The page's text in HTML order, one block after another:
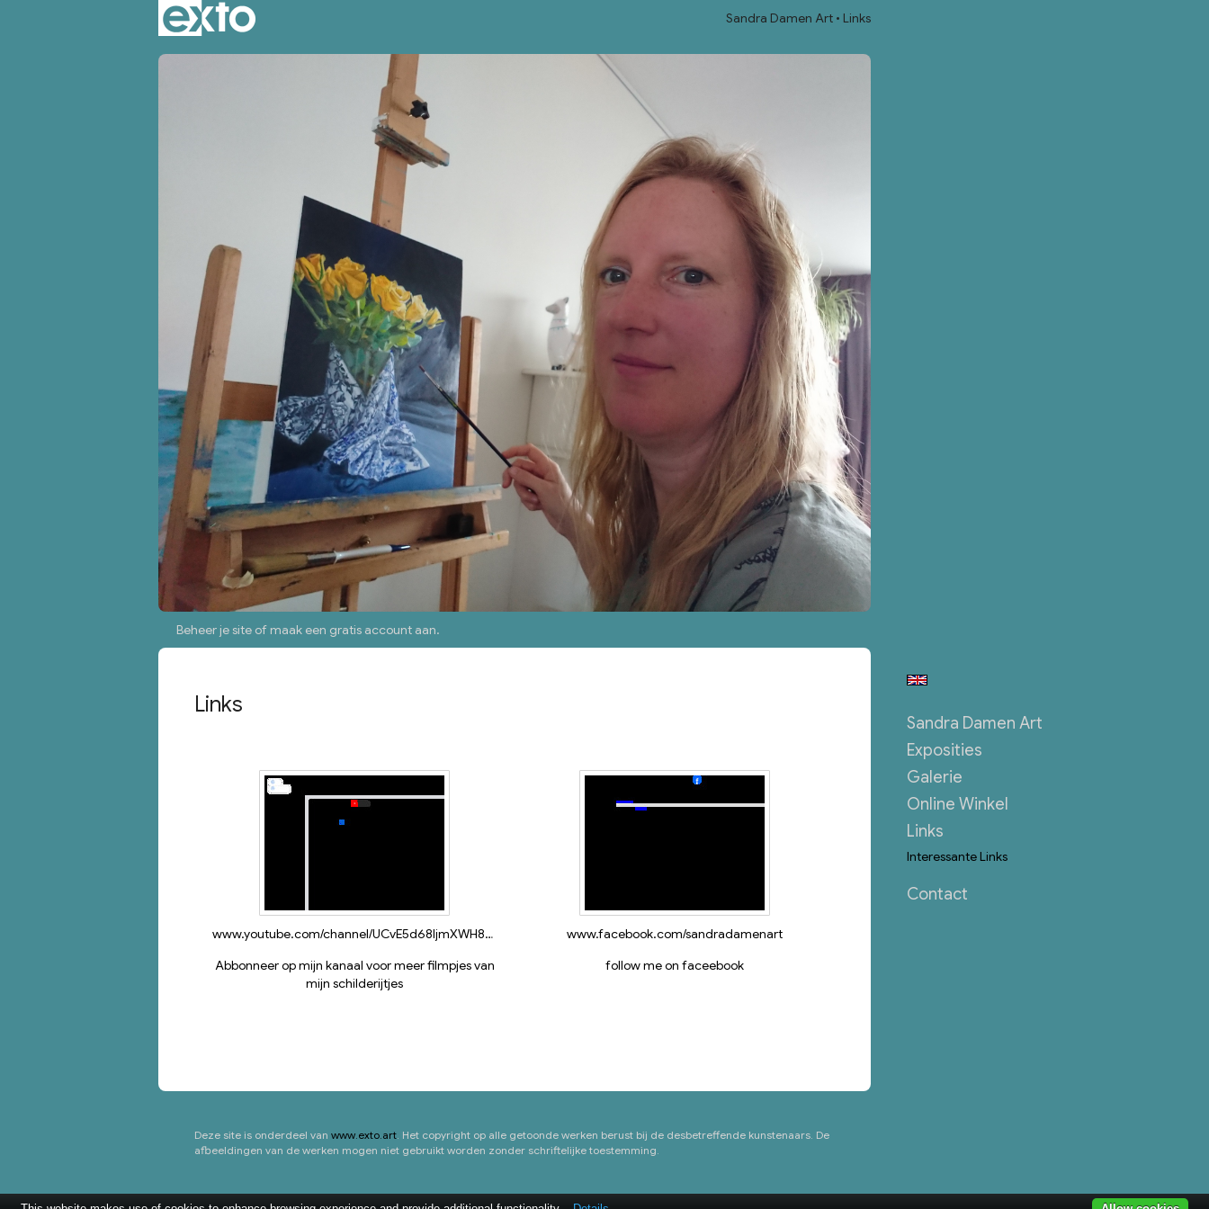
Sandra Damen Art Links
Beheer je site ofmaak een gratis account aan.
Links
www.youtube.com/channel/UCvE5d68IjmXWH8GTy6Qpuwg
Abbonneer op mijn kanaal voor meer filmpjes van
mijn schilderijtjes
www.facebook.com/sandradamenart
follow me on faceebook
Sandra Damen Art
Exposities
Galerie
Online Winkel
Links
Interessante Links
Contact
Deze site is onderdeel van www.exto.art . Het copyright op alle getoonde werken berust bij de desbetreffende kunstenaars. De
afbeeldingen van de werken mogen niet gebruikt worden zonder schriftelijke toestemming.